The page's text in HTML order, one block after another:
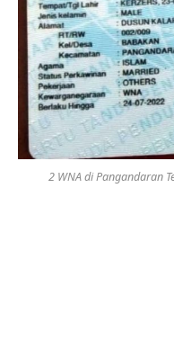
2 WNA di Pangandaran